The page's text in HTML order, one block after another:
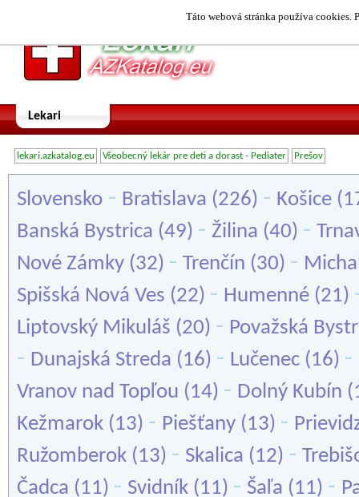
Táto webová stránka používa cookies.
Lekari
lekari.azkatalog.eu Všeobecný lekár pre deti a dorast - Pediater Prešov
Slovensko - Bratislava (226) - Košice
Banská Bystrica (49) - Žilina (40) -
Nové Zámky (32) - Trenčín (30) -
Spišská Nová Ves (22) - Humenné (21)
Liptovský Mikuláš (20) - Považská
- Dunajská Streda (16) - Lučenec (16) -
Vranov nad Topľou (14) - Dolný Kubín
Kežmarok (13) - Piešťany (13) -
Ružomberok (13) - Skalica (12) -
Čadca (11) - Svidník (11) - Šaľa (11) -